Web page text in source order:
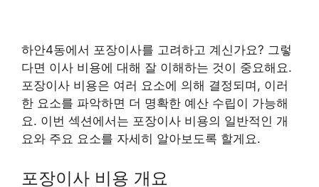
하안4동에서 포장이사를 고려하고 계신가요? 그렇
다면 이사 비용에 대해 잘 이해하는 것이 중요해요.
포장이사 비용은 여러 요소에 의해 결정되며, 이러
한 요소를 파악하면 더 명확한 예산 수립이 가능해
요. 이번 섹션에서는 포장이사 비용의 일반적인 개
요와 주요 요소를 자세히 알아보도록 할게요.
포장이사 비용 개요